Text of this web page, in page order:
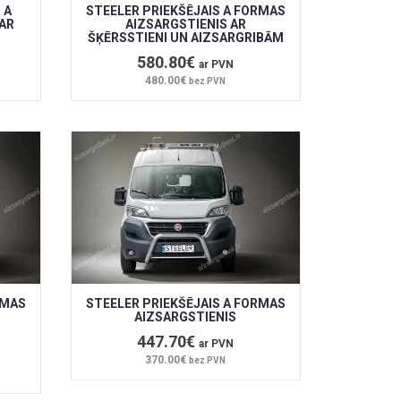
A
STEELER PRIEKŠĒJAIS A FORMAS
AIZSARGSTIENIS AR
ŠĶĒRSSTIENI UN AIZSARGRIBĀM
580.80€ar PVN
480.00€bez PVN
STEELER PRIEKŠĒJAIS A FORMAS
AIZSARGSTIENIS
447.70€ar PVN
370.00€bez PVN